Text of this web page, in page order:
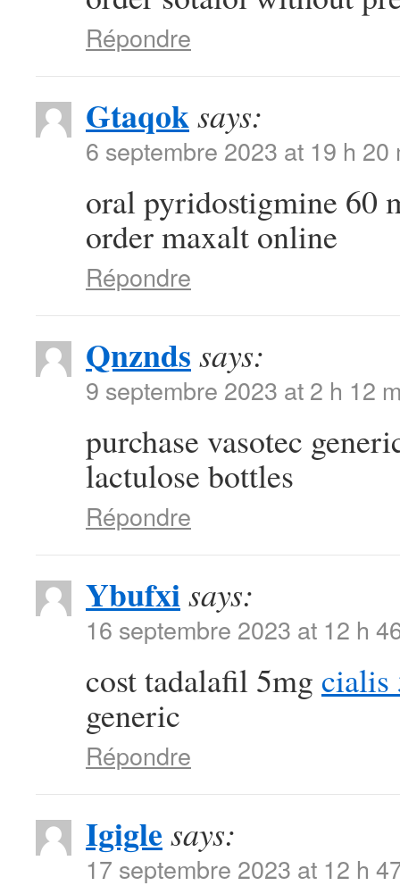
Répondre
Gtaqoksays:
6 septembre 2023 at 19 h 20
oral pyridostigmine 60
order maxalt online
Répondre
Qnznds says:
9 septembre 2023 at 2 h 12
purchase vasotec
lactulose bottles
Répondre
Ybufxisays:
16 septembre 2023 at 12 h
cost tadalafil 5mg cialis
generic
Répondre
Igigle says:
17 septembre 2023 at 12 h